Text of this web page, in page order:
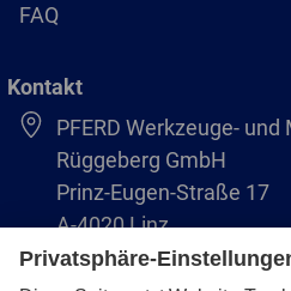
FAQ
Kontakt
PFERD Werkzeuge- und
Rüggeberg GmbH
Prinz-Eugen-Straße 17
A-4020 Linz
Austria/Österreich